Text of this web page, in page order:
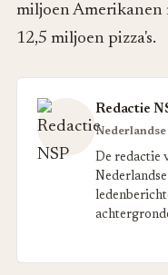
miljoen Amerikanen
12,5 miljoen pizza's.
Redactie
De redactie